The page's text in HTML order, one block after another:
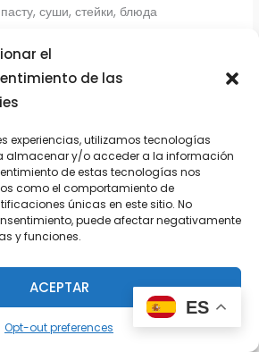
el
de las
experiencias, utilizamos tecnologías
almacenar y/o acceder a la información
de estas tecnologías nos
como el comportamiento de
únicas en este sitio. No
puede afectar negativamente
y funciones.
ACEPTAR
Opt-out preferences
суши, стейки, блюда
полезные советы и яркие
размерыразмеры и толщина
ES